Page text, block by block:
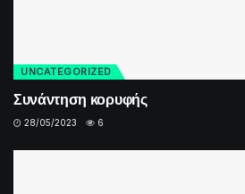
UNCATEGORIZED
Συνάντηση κορυφής
28/05/2023 6